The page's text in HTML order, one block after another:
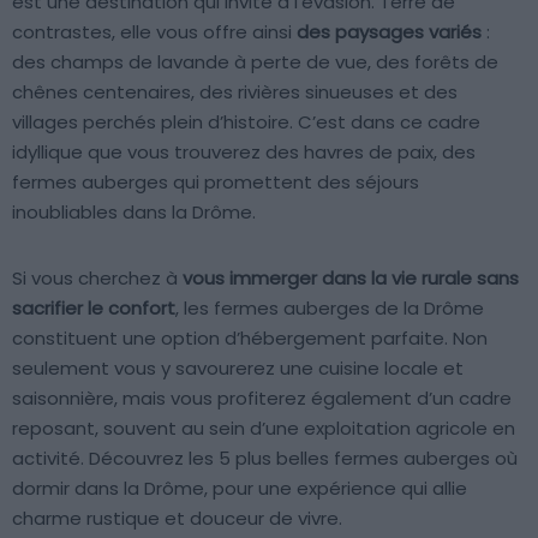
contrastes, elle vous offre ainsi des paysages variés :
des champs de lavande à perte de vue, des forêts de
chênes centenaires, des rivières sinueuses et des
villages perchés plein d’histoire. C’est dans ce cadre
idyllique que vous trouverez des havres de paix, des
fermes auberges qui promettent des séjours
inoubliables dans la Drôme.
Si vous cherchez à vous immerger dans la vie rurale sans
sacrifier le confort, les fermes auberges de la Drôme
constituent une option d’hébergement parfaite. Non
seulement vous y savourerez une cuisine locale et
saisonnière, mais vous profiterez également d’un cadre
reposant, souvent au sein d’une exploitation agricole en
activité. Découvrez les 5 plus belles fermes auberges où
dormir dans la Drôme, pour une expérience qui allie
charme rustique et douceur de vivre.